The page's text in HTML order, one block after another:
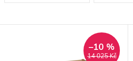
14 025 Kč
–10 %